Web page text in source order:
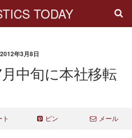
TODAY
2012年3月8日
中旬に本社移転
ピン メール